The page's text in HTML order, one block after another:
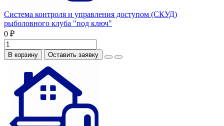
Система контроля и управления доступом (СКУД)
рыболовного клуба "под ключ"
0 ₽
В корзину Оставить заявку